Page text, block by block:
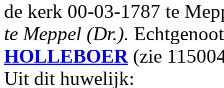
de kerk 00-03-1787 te
te Meppel (Dr.).
HOLLEBOER(zie
Uit dit huwelijk: